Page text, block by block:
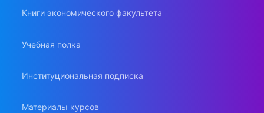
Книги экономического факультета
Учебная полка
Институциональная подписка
Материалы курсов